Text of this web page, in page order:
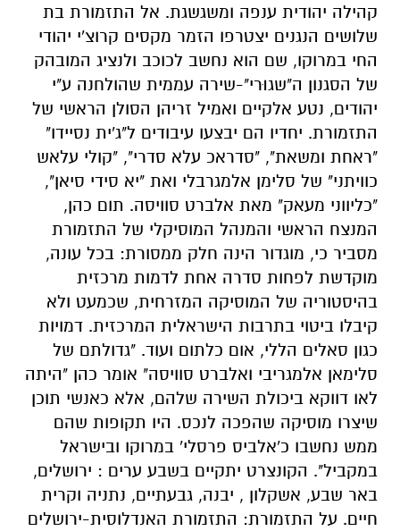
קהילה יהודית ענפה ומשגשגת. אל התזמורת בת
שלושים הנגנים יצטרפו הזמר מקסים קרוצ'י יהודי
החי במרוקו, שם הוא נחשב לכוכב ולנציג המובהק
של הסגנון ה"שגוּרי"-שירה עממית שהולחנה ע"י
יהודים, נטע אלקיים ואמיל זריהן הסולן הראשי של
התזמורת. יחדיו הם יבצעו עיבודים ל"ג'ית נסיידו"
"ראחת ומשאת", "סדראכ עלא סדרי", "קולי עלאש
כוויתני" של סלימן אלמגרבלי ואת "יא סידי סיאן",
"כליווני מעאק" מאת אלברט סוויסה. תום כהן,
המנצח הראשי והמנהל המוסיקלי של התזמורת
מסביר כי, מוגדור הינה חלק ממסורת: בכל עונה,
מוקדשת לפחות סדרה אחת לדמות מרכזית
בהיסטוריה של המוסיקה המזרחית, שכמעט ולא
קיבלו ביטוי בתרבות הישראלית המרכזית. דמויות
כגון סאלים הללי, אום כלתום ועוד. "גדולתם של
סלימאן אלמגריבי ואלברט סוויסה" אומר כהן "היתה
לאו דווקא ביכולת השירה שלהם, אלא כאנשי תוכן
שיצרו מוסיקה שהפכה לנכס. היו תקופות שהם
ממש נחשבו כ'אלביס פרסלי' במרוקו ובישראל
במקביל". הקונצרט יתקיים בשבע ערים : ירושלים,
באר שבע, אשקלון , יבנה, גבעתיים, נתניה וקרית
חיים. על התזמורת: התזמורת האנדלוסית-ירושלים